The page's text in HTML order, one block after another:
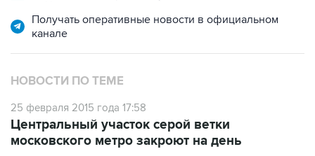
Получать оперативные новости в официальном
канале
НОВОСТИ ПО ТЕМЕ
25 февраля 2015 года 17:58
Центральный участок серой ветки
московского метро закроют на день